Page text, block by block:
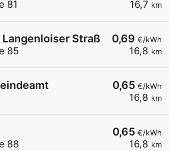
16,7 km
81
0,69 €/kWh
16,8 km
Langenloiser Straße 85 Gföhl
85
0,65 €/kWh
16,8 km
0,65 €/kWh
16,8 km
88